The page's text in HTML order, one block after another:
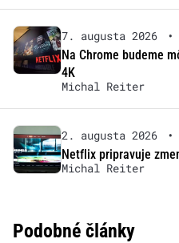
7. augusta 2026 •
Na Chrome budeme
4K
Michal Reiter
2. augusta 2026 •
Netflix pripravuje
Michal Reiter
Podobné články